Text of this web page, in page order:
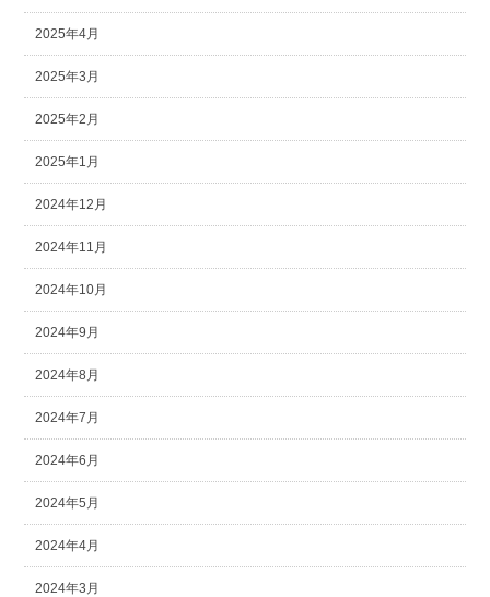
2025年4月
2025年3月
2025年2月
2025年1月
2024年12月
2024年11月
2024年10月
2024年9月
2024年8月
2024年7月
2024年6月
2024年5月
2024年4月
2024年3月